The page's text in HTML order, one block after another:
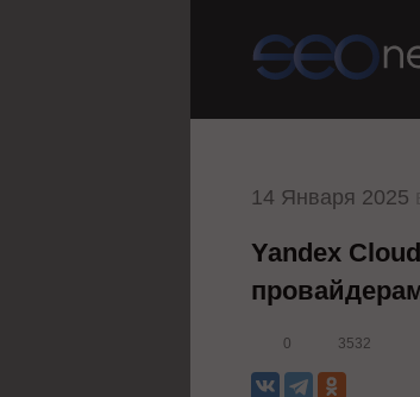
14 Января 2025
Yandex
0 3532